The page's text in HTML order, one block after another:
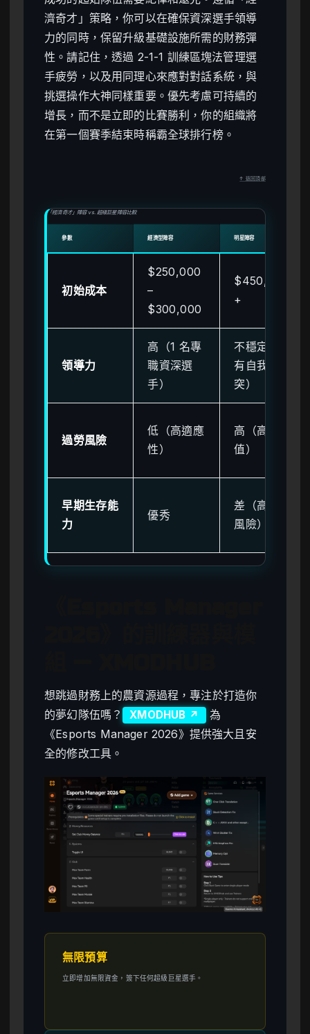
濟奇才」策略，你可以在確保資深選手領導
力的同時，保留升級基礎設施所需的財務彈
性。請記住，透過 2-1-1 訓練區塊法管理選
手疲勞，以及用同理心來應對對話系統，與
挑選操作大神同樣重要。優先考慮可持續的
增長，而不是立即的比賽勝利，你的組織將
在第一個賽季結束時稱霸全球排行榜。
↑ 返回頂部
「經濟奇才」陣容 vs. 超級巨星陣容比較
參數 經濟型陣容 明星陣容
初始成本
$250,000
–
$300,000
$450,000
+
領導力
高（1 名專
職資深選
手）
不穩定（常
有自我衝
突）
過勞風險
低（高適應
性）
高（高期望
值）
早期生存能
力
優秀
差（高破產
風險）
想跳過財務上的農資源過程，專注於打造你
的夢幻隊伍嗎？
XMODHUB ↗
為
《Esports Manager 2026》提供強大且安
全的修改工具。
無限預算
立即增加無限資金，簽下任何超級巨星選手。